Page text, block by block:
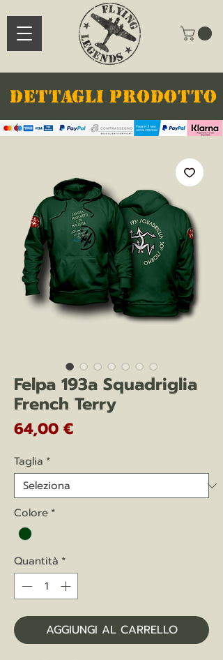
DETTAGLI PRODOTTO
Felpa 193a Squadriglia
French Terry
64,00 €Prezzo
Taglia *
Colore *
Quantità *
AGGIUNGI AL CARRELLO